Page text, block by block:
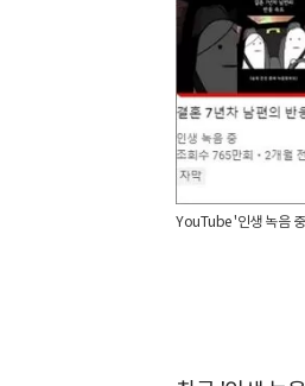
YouTube '인생 녹음